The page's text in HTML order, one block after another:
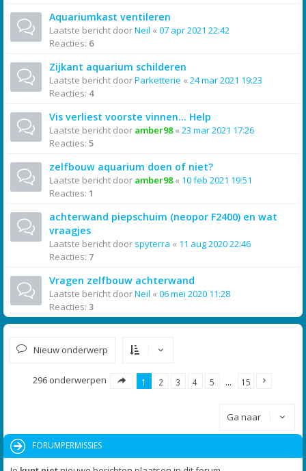
Aquariumkast ventileren
Laatste bericht doorNeil « 07 apr 2021 22:42
Reacties: 6
Zijkant aquarium schilderen
Laatste bericht doorParketterie « 24 mar 2021 19:23
Reacties: 4
Vis verliest voorste vinnen... Help
Laatste bericht door amber98« 23 mar 2021 17:26
Reacties: 5
zelfbouw aquarium doen of niet?
Laatste bericht door amber98« 10 feb 2021 19:51
Reacties: 1
achterwand piepschuim (neopor F2400) en wat
vraagjes
Laatste bericht door spyterra « 11 aug 2020 22:46
Reacties: 7
Vragen zelfbouw achterwand
Laatste bericht doorNeil « 06 mei 2020 11:28
Reacties: 3
Nieuw onderwerp
296 onderwerpen 1 2 3 4 5 … 15
Ga naar
FORUMPERMISSIES